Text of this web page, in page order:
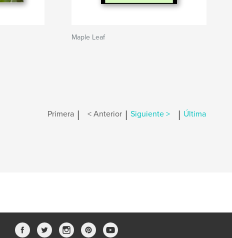
Maple Leaf
Primera | < Anterior | Siguiente > | Última